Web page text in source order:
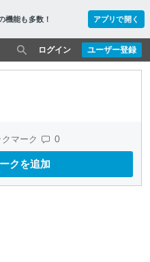
機能も多数！ アプリで開く
ユーザー登録
ログイン
マーク 0
クを追加